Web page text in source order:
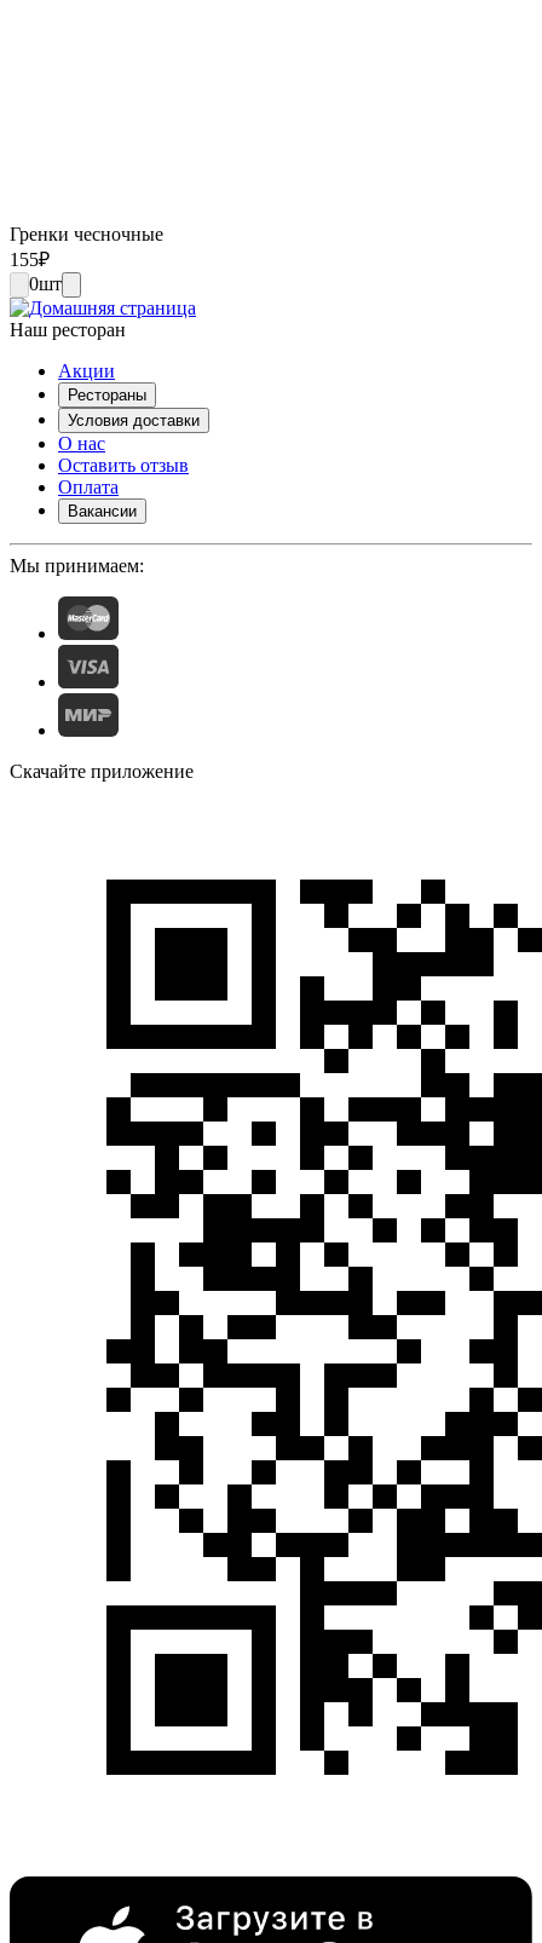
Гренки чесночные
155₽
0шт
Наш ресторан
Акции
Рестораны
Условия доставки
О нас
Оставить отзыв
Оплата
Вакансии
Мы принимаем:
Скачайте приложение